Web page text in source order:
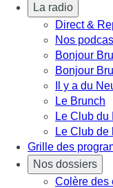
La radio
Direct &
Nos
Bonjour
Bonjour
Il y a du
Le Brunch
Le Club du
Le Club de
Grille des
Nos dossiers
Colère des